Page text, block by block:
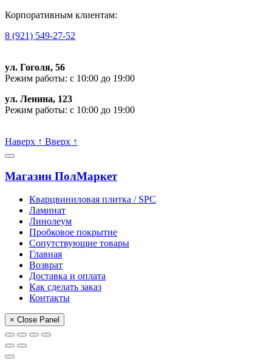
Корпоративным клиентам:
8 (921) 549-27-52
ул. Гоголя, 56
Режим работы: с 10:00 до 19:00
ул. Ленина, 123
Режим работы: с 10:00 до 19:00
Наверх ↑ Вверх ↑
Магазин ПолМаркет
Кварцвиниловая плитка / SPС
Ламинат
Линолеум
Пробковое покрытие
Сопутствующие товары
Главная
Возврат
Доставка и оплата
Как сделать заказ
Контакты
× Close Panel